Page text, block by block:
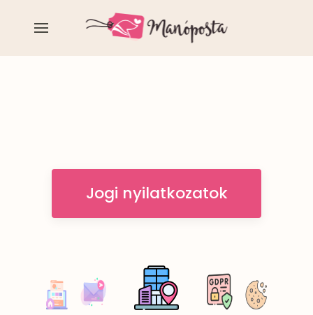
Jogi nyilatkozatok